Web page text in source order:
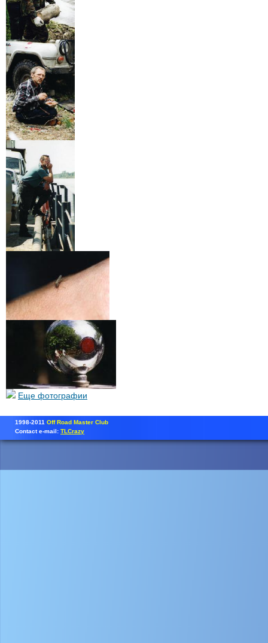
Еще фотографии
1998-2011 Off Road Master Club
Contact e-mail: TLCrazy